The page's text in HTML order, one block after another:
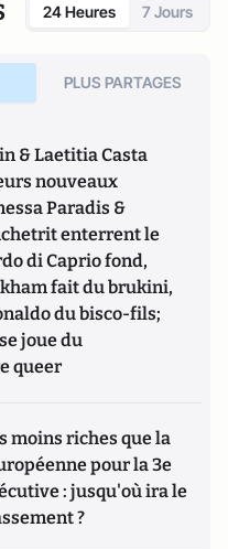
24 Heures 7 Jours
PLUS PARTAGES
& Laetitia Casta
nouveaux
Paradis &
enterrent le
di Caprio fond,
fait du brukini,
du bisco-fils;
joue du
queer
moins riches que la
pour la 3e
: jusqu'où ira le
?